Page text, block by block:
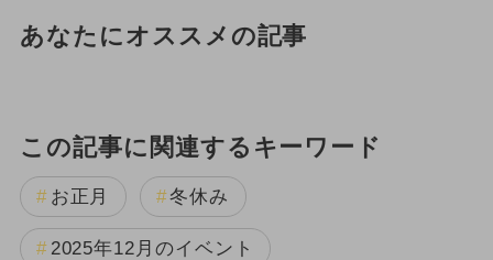
あなたにオススメの記事
この記事に関連するキーワード
お正月 冬休み
2025年12月のイベント